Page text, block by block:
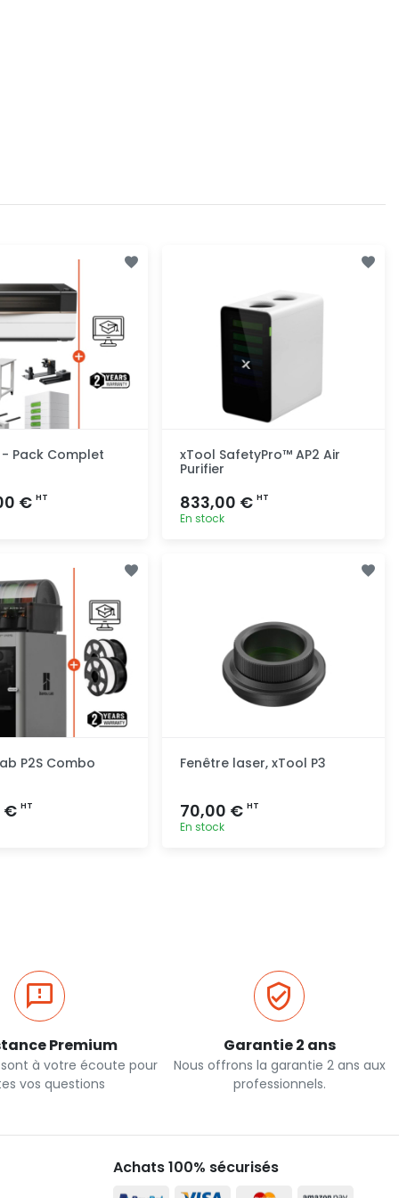
- Pack Complet
€ HT
xTool SafetyPro™ AP2 Air
Purifier
833,00 €HT
En stock
P2S Combo
€ HT
Fenêtre laser, xTool P3
70,00 €HT
En stock
Premium
sont à votre écoute pour
vos questions
Garantie 2 ans
Nous offrons la garantie 2 ans aux
professionnels.
Achats 100% sécurisés